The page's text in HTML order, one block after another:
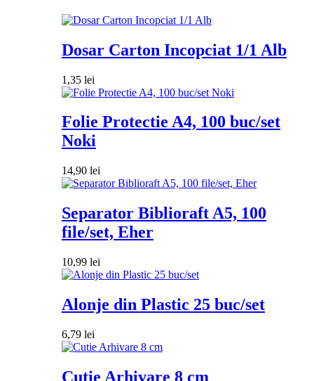
Dosar Carton Incopciat 1/1 Alb
1,35 lei
Folie Protectie A4, 100 buc/set
Noki
14,90 lei
Separator Biblioraft A5, 100
file/set, Eher
10,99 lei
Alonje din Plastic 25 buc/set
6,79 lei
Cutie Arhivare 8 cm